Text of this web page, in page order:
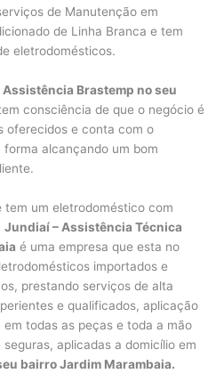
de Manutenção em
de Linha Branca e tem
eletrodomésticos.
Brastemp no seu
consciência de que o negócio é
oferecidos e conta com o
alcançando um bom
tem um eletrodoméstico com
Jundiaí – Assistência Técnica
é uma empresa que esta no
importados e
prestando serviços de alta
e qualificados, aplicação
todas as peças e toda a mão
aplicadas a domicílio em
bairro Jardim Marambaia.